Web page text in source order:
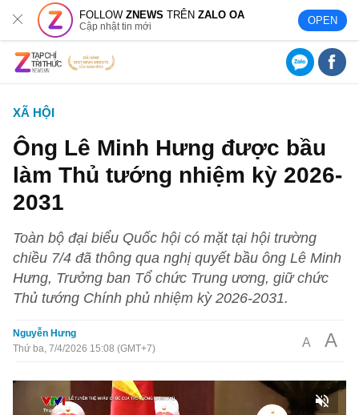
FOLLOWZNEWS TRÊNZALO OA
Cập nhật tin mới OPEN
XÃ HỘI
Ông Lê Minh Hưng được bầu
làm Thủ tướng nhiệm kỳ 2026-
2031
Toàn bộ đại biểu Quốc hội có mặt tại hội trường
chiều 7/4 đã thông qua nghị quyết bầu ông Lê Minh
Hưng, Trưởng ban Tổ chức Trung ương, giữ chức
Thủ tướng Chính phủ nhiệm kỳ 2026-2031.
Nguyễn Hưng
Thứ ba, 7/4/2026 15:08 (GMT+7)
A A